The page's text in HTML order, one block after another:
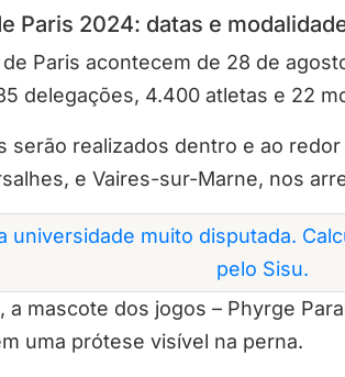
Paris 2024: datas e
de Paris acontecem de 28 de
delegações, 4.400 atletas e 22
serão realizados dentro e ao
e Vaires-sur-Marne, nos
universidade muito disputada.
pelo Sisu.
a mascote dos jogos – Phyrge
uma prótese visível na perna.